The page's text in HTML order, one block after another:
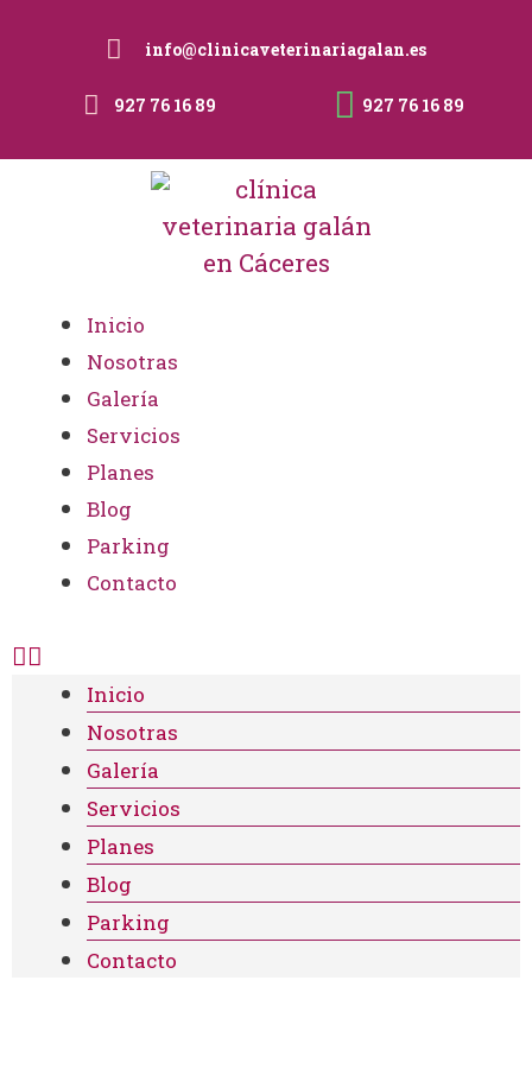
info@clinicaveterinariagalan.es
927 76 16 89 927 76 16 89
Inicio
Nosotras
Galería
Servicios
Planes
Blog
Parking
Contacto
Inicio
Nosotras
Galería
Servicios
Planes
Blog
Parking
Contacto